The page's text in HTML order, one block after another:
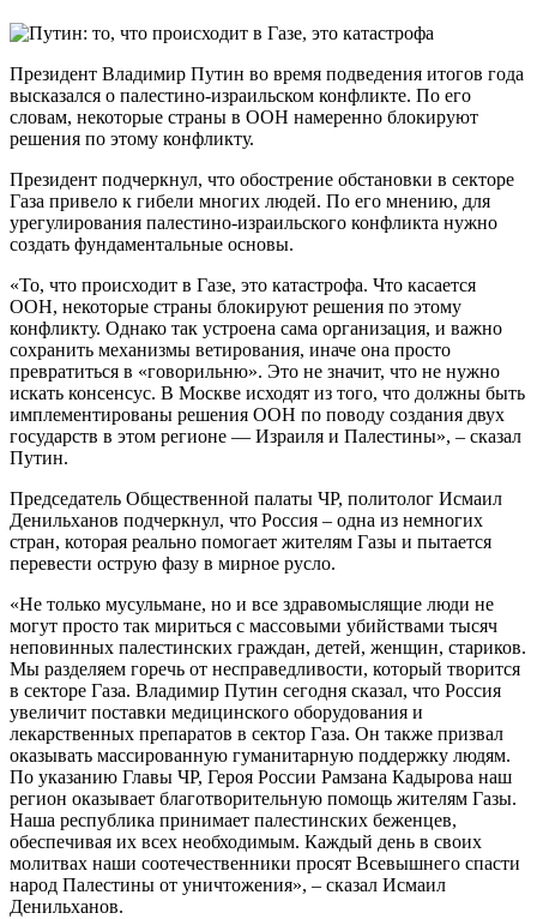
Президент Владимир Путин во время подведения итогов года
высказался о палестино-израильском конфликте. По его
словам, некоторые страны в ООН намеренно блокируют
решения по этому конфликту.
Президент подчеркнул, что обострение обстановки в секторе
Газа привело к гибели многих людей. По его мнению, для
урегулирования палестино-израильского конфликта нужно
создать фундаментальные основы.
«То, что происходит в Газе, это катастрофа. Что касается
ООН, некоторые страны блокируют решения по этому
конфликту. Однако так устроена сама организация, и важно
сохранить механизмы ветирования, иначе она просто
превратиться в «говорильню». Это не значит, что не нужно
искать консенсус. В Москве исходят из того, что должны быть
имплементированы решения ООН по поводу создания двух
государств в этом регионе — Израиля и Палестины», – сказал
Путин.
Председатель Общественной палаты ЧР, политолог Исмаил
Денильханов подчеркнул, что Россия – одна из немногих
стран, которая реально помогает жителям Газы и пытается
перевести острую фазу в мирное русло.
«Не только мусульмане, но и все здравомыслящие люди не
могут просто так мириться с массовыми убийствами тысяч
неповинных палестинских граждан, детей, женщин, стариков.
Мы разделяем горечь от несправедливости, который творится
в секторе Газа. Владимир Путин сегодня сказал, что Россия
увеличит поставки медицинского оборудования и
лекарственных препаратов в сектор Газа. Он также призвал
оказывать массированную гуманитарную поддержку людям.
По указанию Главы ЧР, Героя России Рамзана Кадырова наш
регион оказывает благотворительную помощь жителям Газы.
Наша республика принимает палестинских беженцев,
обеспечивая их всех необходимым. Каждый день в своих
молитвах наши соотечественники просят Всевышнего спасти
народ Палестины от уничтожения», – сказал Исмаил
Денильханов.